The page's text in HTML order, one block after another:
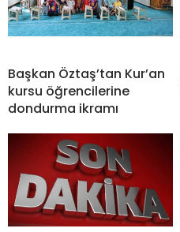
Başkan Öztaş’tan Kur’an
kursu öğrencilerine
dondurma ikramı